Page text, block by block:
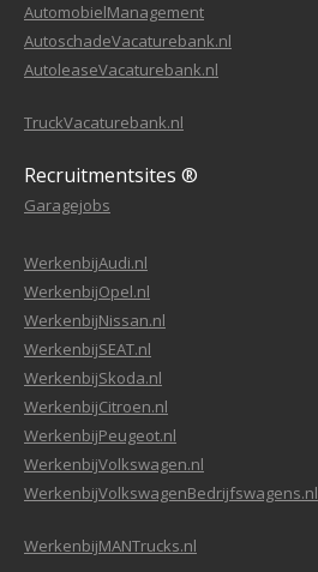
AutomobielManagement
AutoschadeVacaturebank.nl
AutoleaseVacaturebank.nl
TruckVacaturebank.nl
Recruitmentsites ®
Garagejobs
WerkenbijAudi.nl
WerkenbijOpel.nl
WerkenbijNissan.nl
WerkenbijSEAT.nl
WerkenbijSkoda.nl
WerkenbijCitroen.nl
WerkenbijPeugeot.nl
WerkenbijVolkswagen.nl
WerkenbijVolkswagenBedrijfswagens.nl
WerkenbijMANTrucks.nl